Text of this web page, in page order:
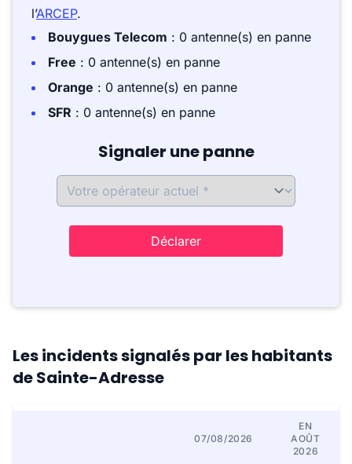
l’ARCEP.
Bouygues Telecom : 0 antenne(s) en panne
Free : 0 antenne(s) en panne
Orange : 0 antenne(s) en panne
SFR : 0 antenne(s) en panne
Signaler une panne
Déclarer
Les incidents signalés par les habitants
de Sainte-Adresse
07/08/2026
EN
AOÛT
2026